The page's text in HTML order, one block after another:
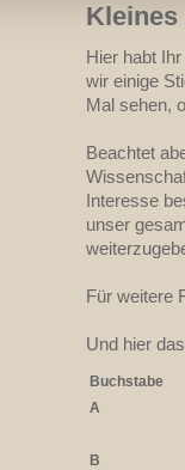
Hier habt
wir einige
Mal sehen,
Beachtet
Interesse
unser
Für weitere
Und hier
Buchstabe
A
B